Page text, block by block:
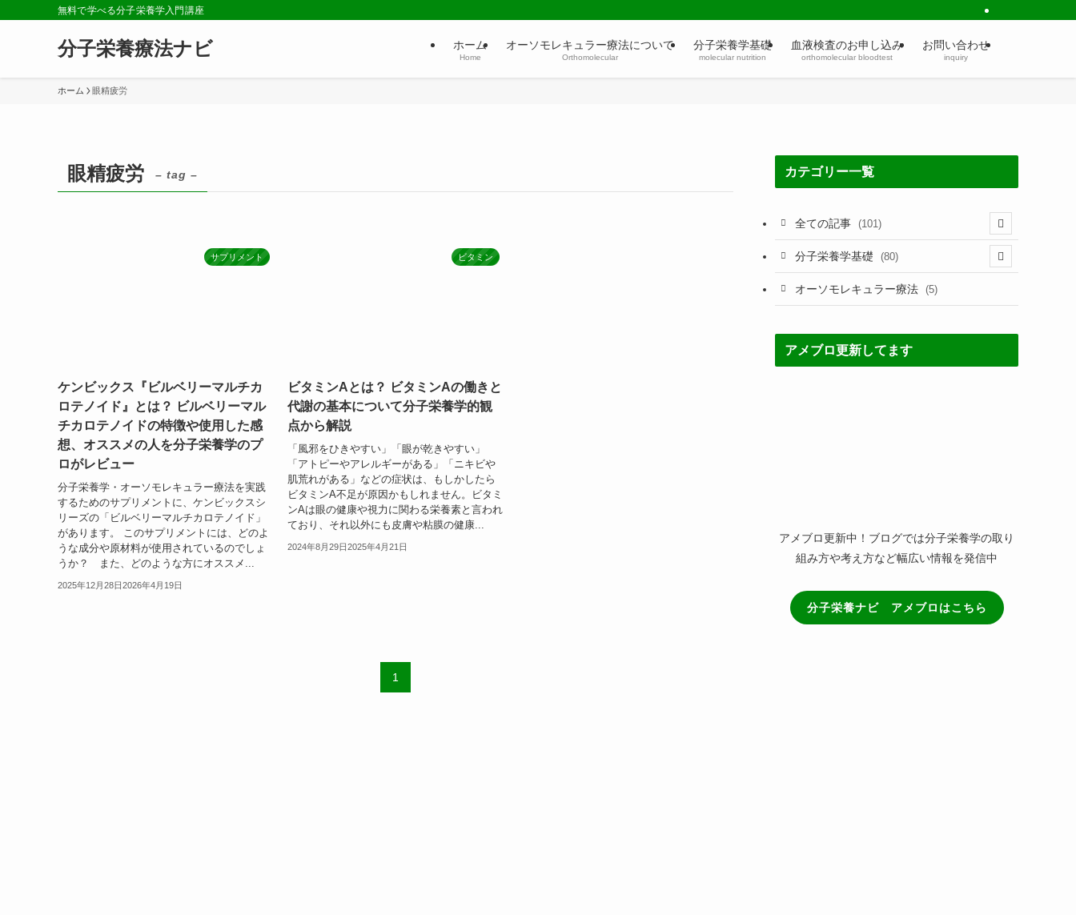
無料で学べる分子栄養学入門講座
分子栄養療法ナビ ホーム
Home
オーソモレキュラー療法について
Orthomolecular
分子栄養学基礎
molecular nutrition
血液検査のお申し込み
orthomolecular bloodtest
お問い合わせ
inquiry
ホーム 眼精疲労
眼精疲労 – tag –
サプリメント
ケンビックス『ビルベリーマルチカ
ロテノイド』とは？ ビルベリーマル
チカロテノイドの特徴や使用した感
想、オススメの人を分子栄養学のプ
ロがレビュー
分子栄養学・オーソモレキュラー療法を実践
するためのサプリメントに、ケンビックスシ
リーズの「ビルベリーマルチカロテノイド」
があります。 このサプリメントには、どのよ
うな成分や原材料が使用されているのでしょ
うか？ また、どのような方にオススメ...
2025年12月28日2026年4月19日
ビタミン
ビタミンAとは？ ビタミンAの働きと
代謝の基本について分子栄養学的観
点から解説
「風邪をひきやすい」「眼が乾きやすい」
「アトピーやアレルギーがある」「ニキビや
肌荒れがある」などの症状は、もしかしたら
ビタミンA不足が原因かもしれません。ビタミ
ンAは眼の健康や視力に関わる栄養素と言われ
ており、それ以外にも皮膚や粘膜の健康...
2024年8月29日2025年4月21日
1
カテゴリー一覧
全ての記事 (101)
(1)
(60)
(2)
分子栄養学基礎 (80)
(60)
(7)
オーソモレキュラー療法 (5)
アメブロ更新してます
アメブロ更新中！ブログでは分子栄養学の取り
組み方や考え方など幅広い情報を発信中
分子栄養ナビ アメブロはこちら